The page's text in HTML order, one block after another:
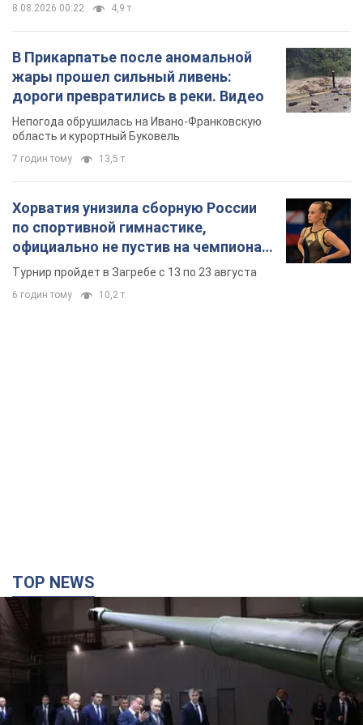
8.08.2026 00:22 4,9 т.
В Прикарпатье после аномальной
жары прошел сильный ливень:
дороги превратились в реки. Видео
Непогода обрушилась на Ивано-Франковскую
область и курортный Буковель
7 годин тому 13,5 т.
Хорватия унизила сборную России
по спортивной гимнастике,
официально не пустив на чемпионат
Европы основных спортсменов
Турнир пройдет в Загребе с 13 по 23 августа
6 годин тому 10,2 т.
TOP NEWS